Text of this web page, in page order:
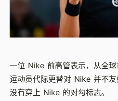
一位 Nike 前高管表示，从全
运动员代际更替对 Nike 并不
没有穿上 Nike 的对勾标志。